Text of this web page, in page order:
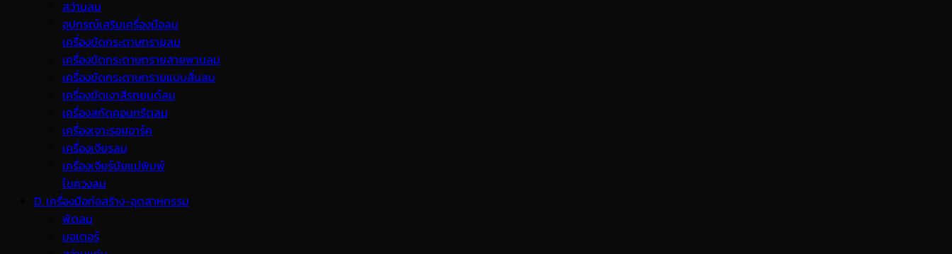
สว่านลม
อุปกรณ์เสริมเครื่องมือลม
เครื่องขัดกระดาษทรายลม
เครื่องขัดกระดาษทรายสายพานลม
เครื่องขัดกระดาษทรายแบบสั่นลม
เครื่องขัดเงาสีรถยนต์ลม
เครื่องสกัดคอนกรีตลม
เครื่องเจาะรอยอาร์ค
เครื่องเจียรลม
เครื่องเจียร์นัยแม่พิมพ์
ไขควงลม
D. เครื่องมือก่อสร้าง-อุตสาหกรรม
พ้ดลม
มอเตอร์